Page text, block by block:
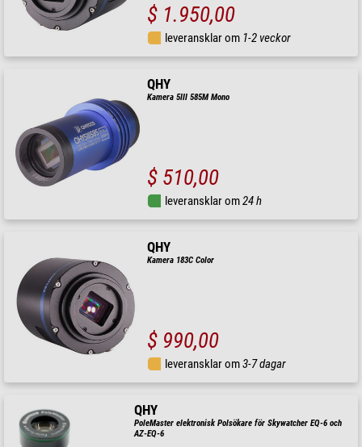
$ 1.950,00
leveransklar om 1-2 veckor
QHY
Kamera 5III 585M Mono
$ 510,00
leveransklar om24 h
QHY
Kamera 183C Color
$ 990,00
leveransklar om3-7 dagar
QHY
PoleMaster elektronisk Polsökare för Skywatcher EQ-6 och
AZ-EQ-6